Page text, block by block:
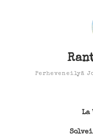
Perheveneilyä
La